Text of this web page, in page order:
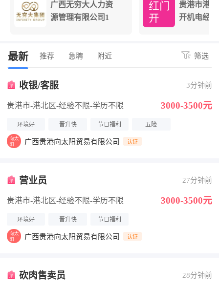
广西无穷大人力资
源管理有限公司1
贵港市港
开机电经
最新 推荐 急聘 附近 筛选
收银/客服 3分钟前
贵港市-港北区-经验不限-学历不限 3000-3500元
环境好 晋升快 节日福利 五险
广西贵港向太阳贸易有限公司 认证
营业员 27分钟前
贵港市-港北区-经验不限-学历不限 3000-3500元
环境好 晋升快 节日福利
广西贵港向太阳贸易有限公司 认证
砍肉售卖员 28分钟前